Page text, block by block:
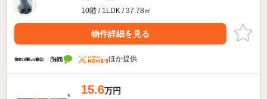
10階 / 1LDK / 37.78㎡
物件詳細を見る
ほか提供
15.6万円